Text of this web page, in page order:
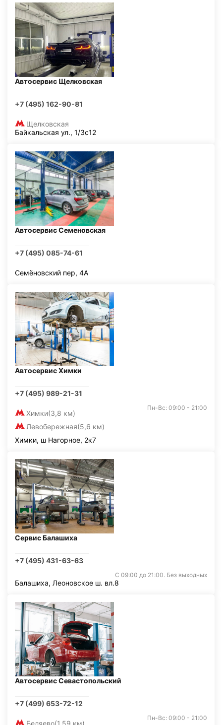
Автосервис Щелковская
+7 (495) 162-90-81
Щелковская
Байкальская ул., 1/3с12
Автосервис Семеновская
+7 (495) 085-74-61
Семёновский пер, 4А
Автосервис Химки
+7 (495) 989-21-31
Химки(3,8 км)
Левобережная(5,6 км)
Пн-Вс: 09:00 - 21:00
Химки, ш Нагорное, 2к7
Сервис Балашиха
+7 (495) 431-63-63
С 09:00 до 21:00. Без выходных
Балашиха, Леоновское ш. вл.8
Автосервис Севастопольский
+7 (499) 653-72-12
Беляево(1,59 км)
Пн-Вс: 09:00 - 21:00